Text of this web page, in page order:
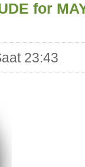
for
23:43